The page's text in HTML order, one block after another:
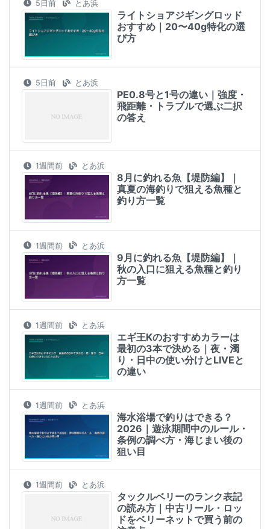
5日前 とあ浜
ライトショアジギングロッド
おすすめ｜20〜40g特化の選
び方
5日前 とあ浜
PE0.8号と1号の違い｜強度・
飛距離・トラブルで選ぶ二択
の答え
1週間前 とあ浜
8月に釣れる魚【堤防編】｜
真夏の海釣りで狙える魚種と
釣り方一覧
1週間前 とあ浜
9月に釣れる魚【堤防編】｜
秋の入口に狙える魚種と釣り
方一覧
1週間前 とあ浜
エギ王Kのおすすめカラーは
最初の3本で決める｜夜・濁
り・日中の使い分けとLIVEと
の違い
1週間前 とあ浜
海水浴場で釣りはできる？
2026｜遊泳期間中のルール・
条例の調べ方・海じまい後の
狙い目
1週間前 とあ浜
タックルベリーのランク表記
の読み方｜中古リール・ロッ
ドをベリーネットで買う前の